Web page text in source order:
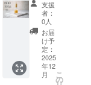
モデルとAIを
用いた皮膚
老化シミュ
レーション
基盤
「CHROSN
・詳
細：セ
ラム
ルネッ
サン
ス
ボー
テ 1本
支援
者：
0人
お届
け予
定：
2025
年12
月
こ
の